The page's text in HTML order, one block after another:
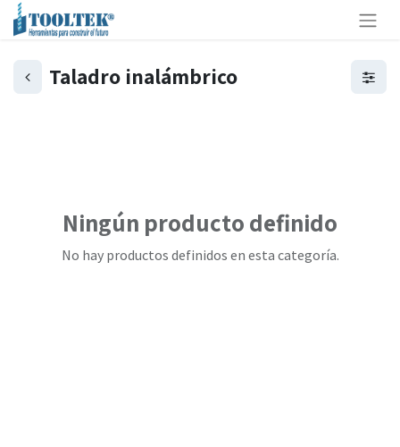
Taladro inalámbrico
Ningún producto definido
No hay productos definidos en esta categoría.